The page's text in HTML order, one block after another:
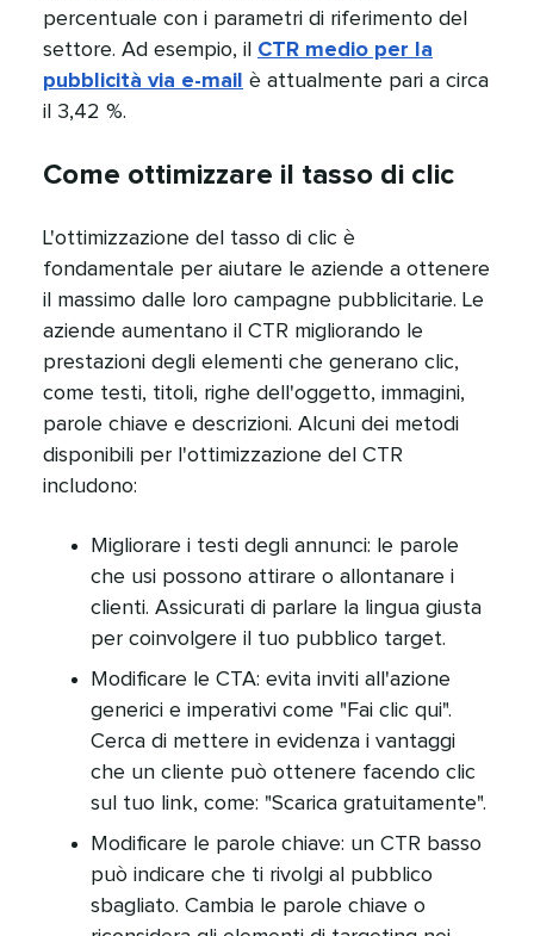
percentuale con i parametri di riferimento del
settore. Ad esempio, il CTR medio per la
pubblicità via e-mail è attualmente pari a circa
il 3,42 %.​​
Come ottimizzare il tasso di clic​​
L'ottimizzazione del tasso di clic è
fondamentale per aiutare le aziende a ottenere
il massimo dalle loro campagne pubblicitarie. Le
aziende aumentano il CTR migliorando le
prestazioni degli elementi che generano clic,
come testi, titoli, righe dell'oggetto, immagini,
parole chiave e descrizioni. Alcuni dei metodi
disponibili per l'ottimizzazione del CTR
includono:​​
Migliorare i testi degli annunci: le parole
che usi possono attirare o allontanare i
clienti. Assicurati di parlare la lingua giusta
per coinvolgere il tuo pubblico target.​​
Modificare le CTA: evita inviti all'azione
generici e imperativi come "Fai clic qui".
Cerca di mettere in evidenza i vantaggi
che un cliente può ottenere facendo clic
sul tuo link, come: "Scarica gratuitamente".​​
Modificare le parole chiave: un CTR basso
può indicare che ti rivolgi al pubblico
sbagliato. Cambia le parole chiave o